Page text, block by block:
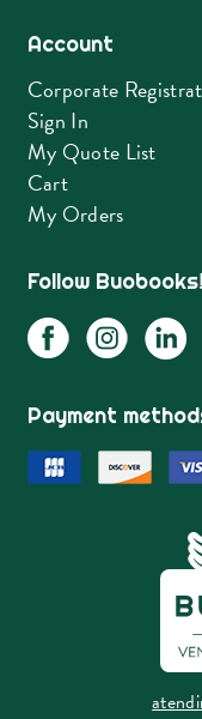
Account
Corporate
Sign In
My Quote List
Cart
My Orders
Follow Buobooks!
Payment